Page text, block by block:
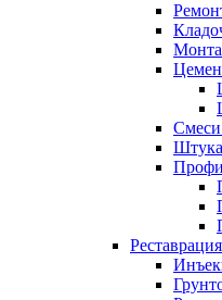
Смеси